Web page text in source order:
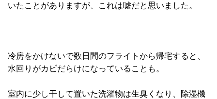
いたことがありますが、これは嘘だと思いました。
冷房をかけないで数日間のフライトから帰宅すると、
水回りがカビだらけになっていることも。
室内に少し干して置いた洗濯物は生臭くなり、除湿機